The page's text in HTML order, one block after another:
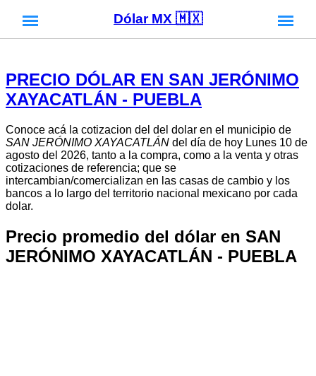
Dólar MX 🇲🇽
PRECIO DÓLAR EN SAN JERÓNIMO
XAYACATLÁN - PUEBLA
Conoce acá la cotizacion del del dolar en el municipio de
SAN JERÓNIMO XAYACATLÁN del día de hoy Lunes 10 de
agosto del 2026, tanto a la compra, como a la venta y otras
cotizaciones de referencia; que se
intercambian/comercializan en las casas de cambio y los
bancos a lo largo del territorio nacional mexicano por cada
dolar.
Precio promedio del dólar en SAN
JERÓNIMO XAYACATLÁN - PUEBLA